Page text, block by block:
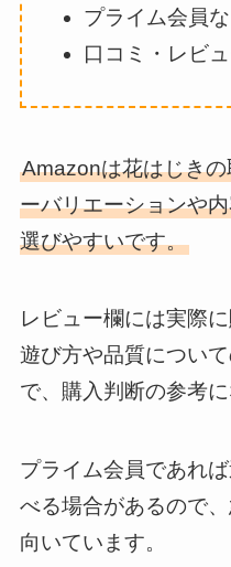
プライム会員
口コミ・レビ
Amazonは花はじき
ーバリエーションや
選びやすいです。
レビュー欄には実際
遊び方や品質につい
で、購入判断の参考に
プライム会員であれ
べる場合があるので
向いています。